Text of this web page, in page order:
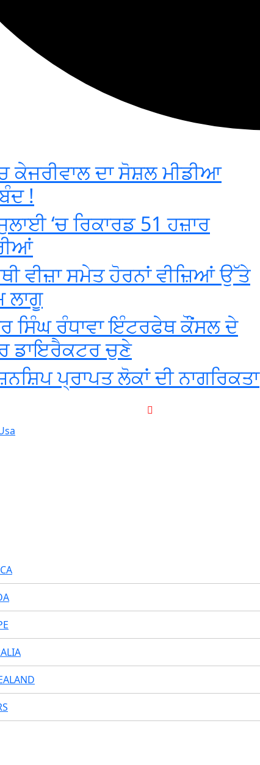
ਕੇਜਰੀਵਾਲ ਦਾ ਸੋਸ਼ਲ ਮੀਡੀਆ
!
‘ਚ ਰਿਕਾਰਡ 51 ਹਜ਼ਾਰ
ਵੀਜ਼ਾ ਸਮੇਤ ਹੋਰਨਾਂ ਵੀਜ਼ਿਆਂ ਉੱਤੇ
ਲਾਗੂ
ਸਿੰਘ ਰੰਧਾਵਾ ਇੰਟਰਫੇਥ ਕੌਂਸਲ ਦੇ
ਡਾਇਰੈਕਟਰ ਚੁਣੇ
ਪ੍ਰਾਪਤ ਲੋਕਾਂ ਦੀ ਨਾਗਰਿਕਤਾ